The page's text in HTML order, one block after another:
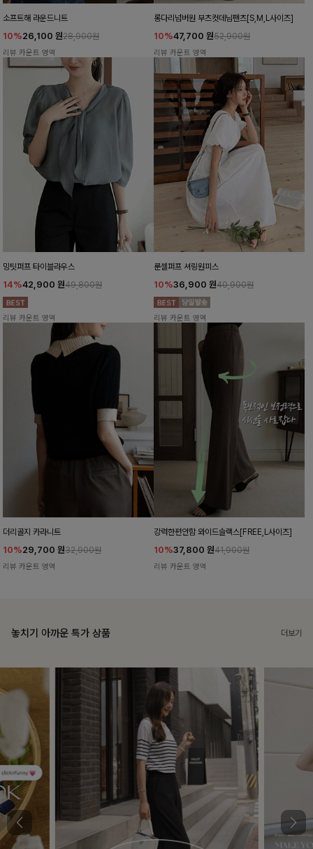
소프트해 라운드니트
10%26,100 원28,900원
리뷰 카운트 영역
롱다리넘버원 부츠컷데님팬츠[S,M,L사이즈]
10%47,700 원52,900원
리뷰 카운트 영역
밍팃퍼프 타이블라우스
14%42,900 원49,800원
리뷰 카운트 영역
룬셀퍼프 셔링원피스
10%36,900 원40,900원
리뷰 카운트 영역
더리골지 카라니트
10%29,700 원32,900원
리뷰 카운트 영역
강력한편안함 와이드슬랙스[FREE,L사이즈]
10%37,800 원41,900원
리뷰 카운트 영역
놓치기 아까운 특가 상품 더보기